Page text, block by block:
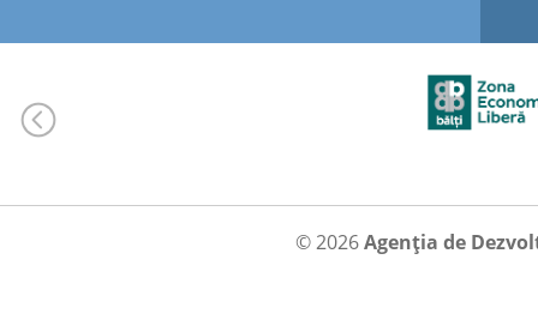
© 2026Agenția de